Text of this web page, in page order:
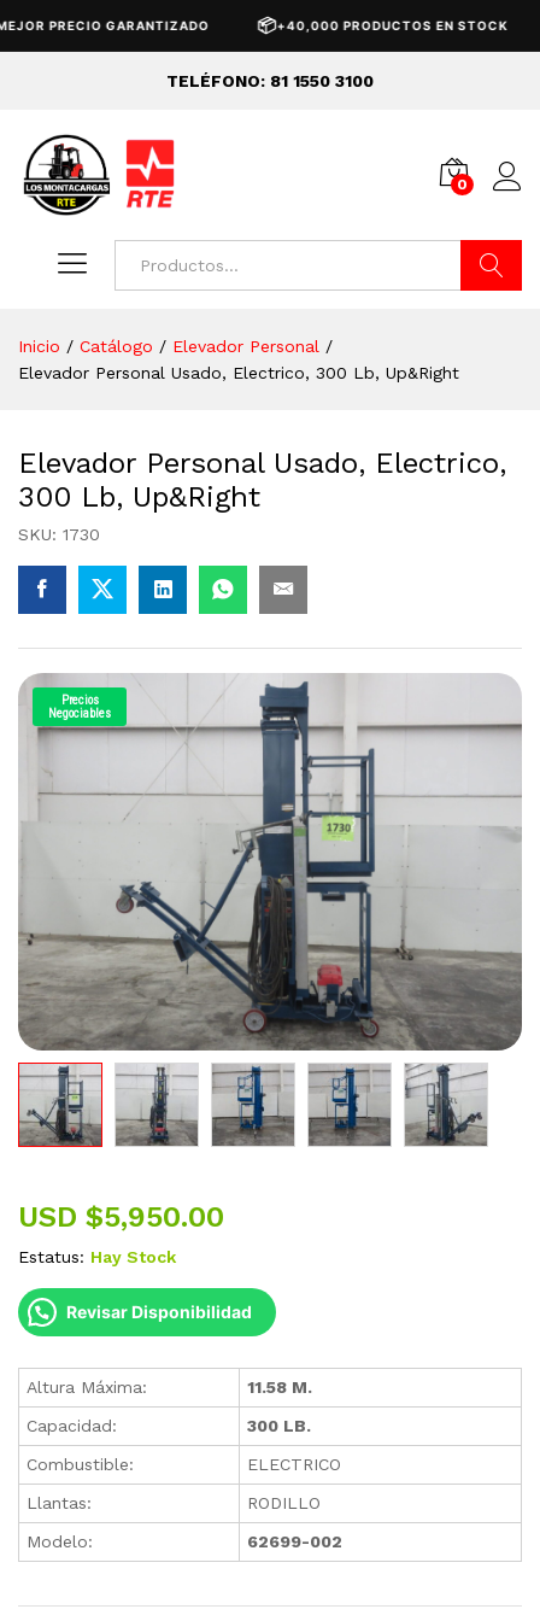
GARANTIZADO 📦 +40,000 PRODUCTOS EN STOCK 🚚
TELÉFONO: 81 1550 3100
0
Inicio / Catálogo / Elevador Personal /
Elevador Personal Usado, Electrico, 300 Lb, Up&Right
Elevador Personal Usado, Electrico,
300 Lb, Up&Right
SKU: 1730
Precios
Negociables
USD $5,950.00
Estatus: Hay Stock
Revisar Disponibilidad
Altura Máxima:
11.58 M.
Capacidad:
300 LB.
Combustible:
ELECTRICO
Llantas:
RODILLO
Modelo:
62699-002